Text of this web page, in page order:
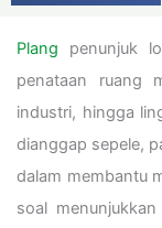
Plang penunjuk
penataan ruang
industri, hingga
dianggap sepele,
dalam membantu
soal